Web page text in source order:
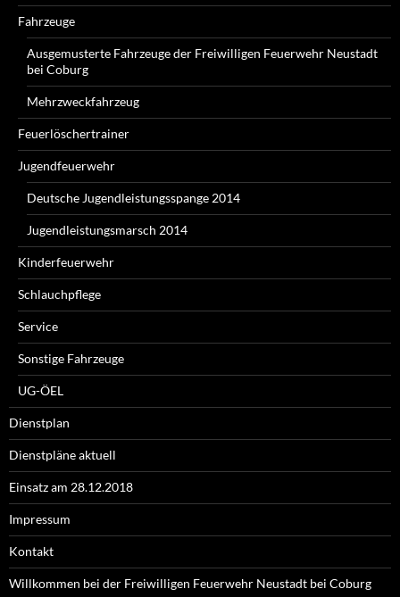
Fahrzeuge
Ausgemusterte Fahrzeuge der Freiwilligen Feuerwehr Neustadt
bei Coburg
Mehrzweckfahrzeug
Feuerlöschertrainer
Jugendfeuerwehr
Deutsche Jugendleistungsspange 2014
Jugendleistungsmarsch 2014
Kinderfeuerwehr
Schlauchpflege
Service
Sonstige Fahrzeuge
UG-ÖEL
Dienstplan
Dienstpläne aktuell
Einsatz am 28.12.2018
Impressum
Kontakt
Willkommen bei der Freiwilligen Feuerwehr Neustadt bei Coburg